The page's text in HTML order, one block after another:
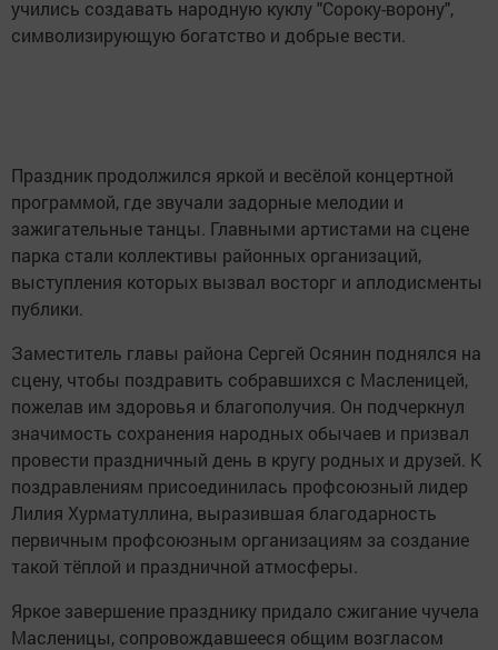
учились создавать народную куклу "Сороку-ворону",
символизирующую богатство и добрые вести.
Праздник продолжился яркой и весёлой концертной
программой, где звучали задорные мелодии и
зажигательные танцы. Главными артистами на сцене
парка стали коллективы районных организаций,
выступления которых вызвал восторг и аплодисменты
публики.
Заместитель главы района Сергей Осянин поднялся на
сцену, чтобы поздравить собравшихся с Масленицей,
пожелав им здоровья и благополучия. Он подчеркнул
значимость сохранения народных обычаев и призвал
провести праздничный день в кругу родных и друзей. К
поздравлениям присоединилась профсоюзный лидер
Лилия Хурматуллина, выразившая благодарность
первичным профсоюзным организациям за создание
такой тёплой и праздничной атмосферы.
Яркое завершение празднику придало сжигание чучела
Масленицы, сопровождавшееся общим возгласом